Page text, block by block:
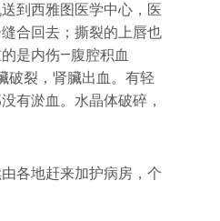
到西雅图医学中心，医
合回去；撕裂的上唇也
是内伤—腹腔积血
破裂，肾臟出血。有轻
有淤血。水晶体破碎，
各地赶来加护病房，个